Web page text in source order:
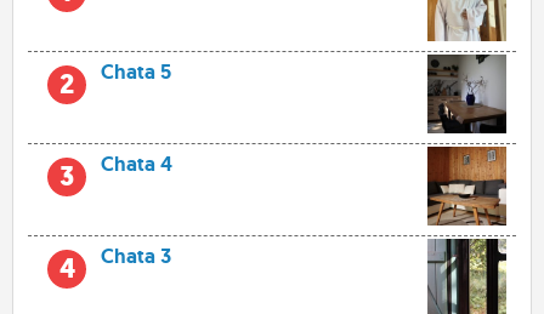
2 Chata 5
3 Chata 4
4 Chata 3